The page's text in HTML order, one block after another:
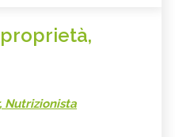
Nutrizionista